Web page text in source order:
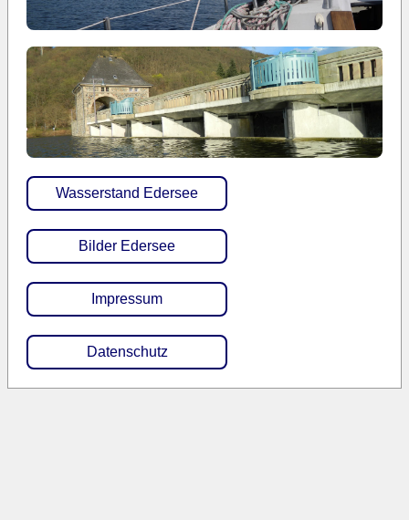
Wasserstand Edersee
Bilder Edersee
Impressum
Datenschutz